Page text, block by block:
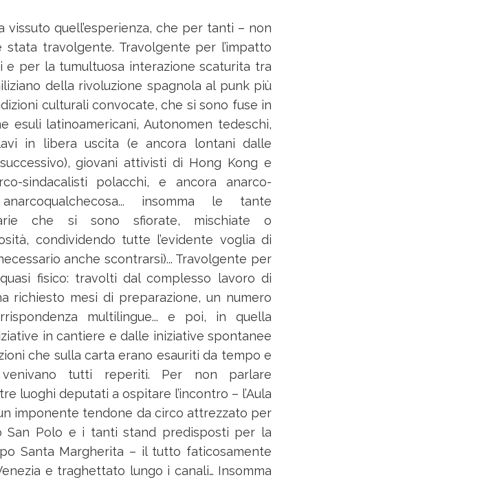
quell’esperienza, che per tanti – non
travolgente. Travolgente per l’impatto
per la tumultuosa interazione scaturita tra
della rivoluzione spagnola al punk più
culturali convocate, che si sono fuse in
esuli latinoamericani, Autonomen tedeschi,
in libera uscita (e ancora lontani dalle
giovani attivisti di Hong Kong e
sindacalisti polacchi, e ancora anarco-
insomma le tante
che si sono sfiorate, mischiate o
condividendo tutte l’evidente voglia di
anche scontrarsi)... Travolgente per
fisico: travolti dal complesso lavoro di
richiesto mesi di preparazione, un numero
multilingue... e poi, in quella
in cantiere e dalle iniziative spontanee
che sulla carta erano esauriti da tempo e
tutti reperiti. Per non parlare
luoghi deputati a ospitare l’incontro – l’Aula
imponente tendone da circo attrezzato per
San Polo e i tanti stand predisposti per la
Santa Margherita – il tutto faticosamente
e traghettato lungo i canali… Insomma